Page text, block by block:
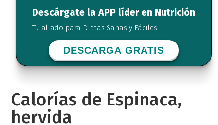
Descárgate la APP líder en Nutrición
Tu aliado para Dietas Sanas y Fáciles
DESCARGA GRATIS
Calorías de Espinaca,
hervida